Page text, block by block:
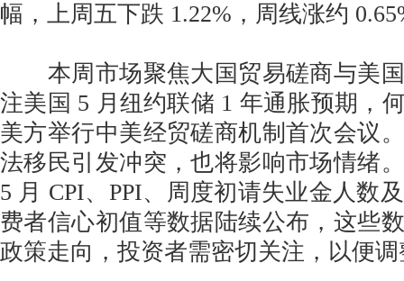
幅，上周五下跌 1.22%，周线涨约
本周市场聚焦大国贸易磋商与美国
注美国 5 月纽约联储 1 年通胀预期，
美方举行中美经贸磋商机制首次会议
法移民引发冲突，也将影响市场情绪
5 月 CPI、PPI、周度初请失业金人数
费者信心初值等数据陆续公布，这些
政策走向，投资者需密切关注，以便